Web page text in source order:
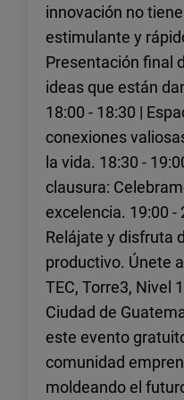
innovación no
estimulante y
Presentación final
ideas que están
18:00 - 18:30 |
conexiones
la vida. 18:30 -
clausura:
excelencia. 19:00 -
Relájate y disfruta
productivo. Únete
TEC, Torre3, Nivel
Ciudad de
este evento
comunidad
moldeando el